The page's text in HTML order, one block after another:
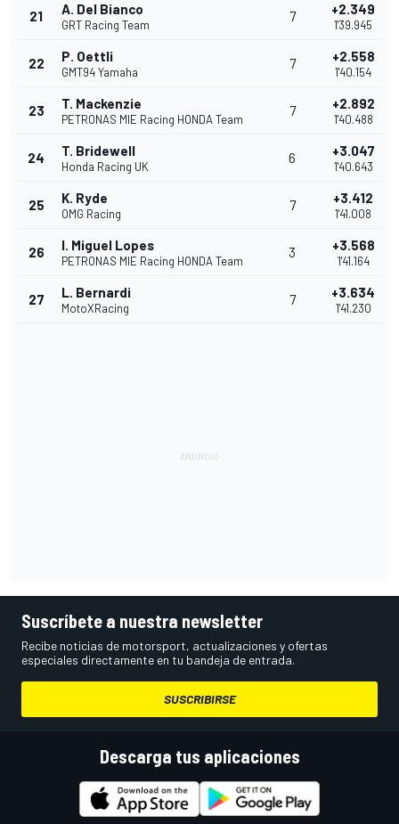
21 A. Del Bianco
GRT Racing Team
7 +2.349
1'39.945
22 P. Oettli
GMT94 Yamaha
7 +2.558
1'40.154
23 T. Mackenzie
PETRONAS MIE Racing HONDA Team
7 +2.892
1'40.488
24 T. Bridewell
Honda Racing UK
6 +3.047
1'40.643
25 K. Ryde
OMG Racing
7 +3.412
1'41.008
26 I. Miguel Lopes
PETRONAS MIE Racing HONDA Team
3 +3.568
1'41.164
27 L. Bernardi
MotoXRacing
7 +3.634
1'41.230
Suscríbete a nuestra newsletter
Recibe noticias de motorsport, actualizaciones y ofertas
especiales directamente en tu bandeja de entrada.
SUSCRIBIRSE
Descarga tus aplicaciones